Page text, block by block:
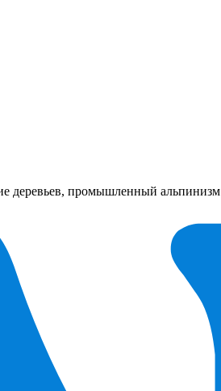
деревьев, промышленный альпинизм